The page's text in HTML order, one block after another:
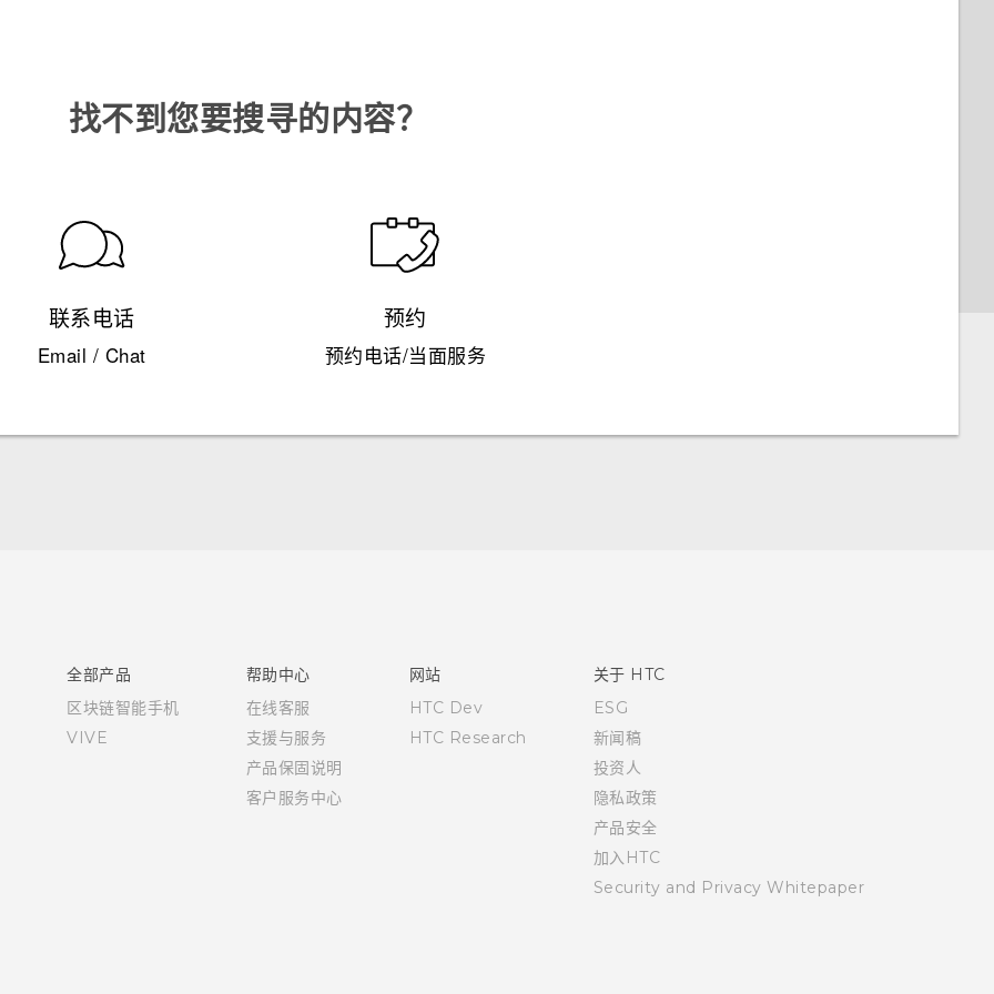
找不到您要搜寻的内容？
联系电话
Email / Chat
预约
预约电话/当面服务
全部产品
区块链智能手机
VIVE
帮助中心
在线客服
支援与服务
产品保固说明
客户服务中心
网站
HTC Dev
HTC Research
关于 HTC
ESG
新闻稿
投资人
隐私政策
产品安全
加入HTC
Security and Privacy Whitepaper